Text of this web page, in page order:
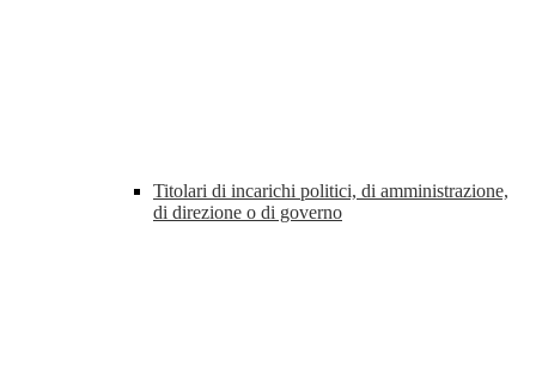
Titolari di incarichi politici, di amministrazione,
di direzione o di governo